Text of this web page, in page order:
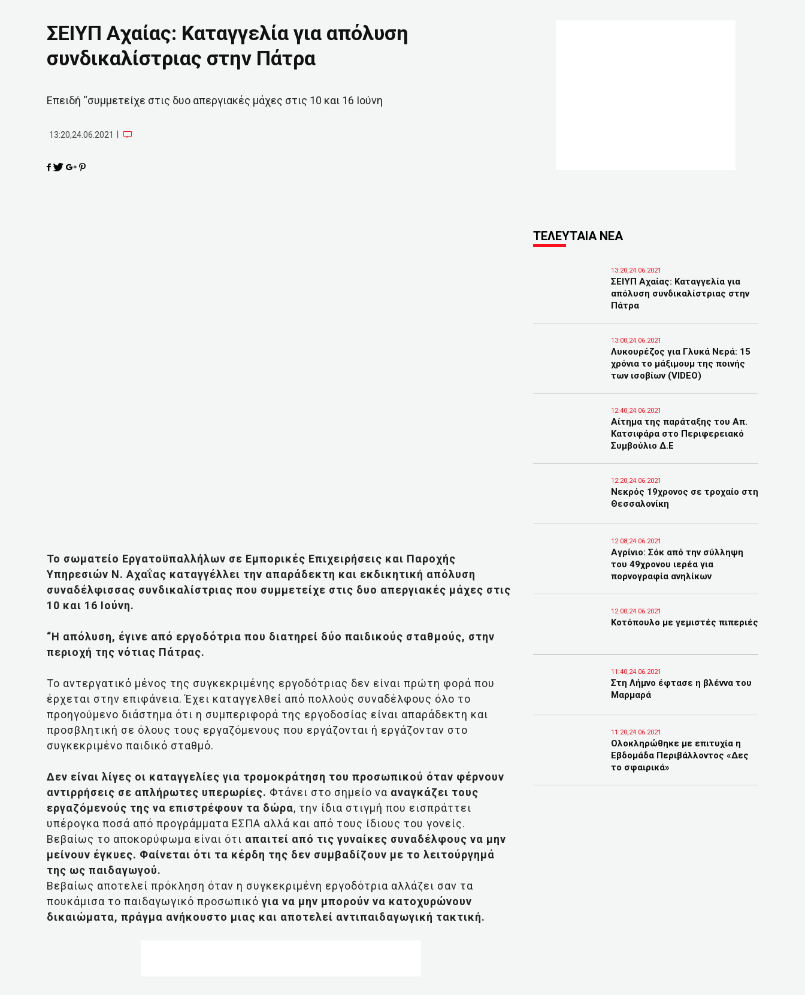
ΣΕΙΥΠ Αχαίας: Καταγγελία για απόλυση
συνδικαλίστριας στην Πάτρα
Επειδή “συμμετείχε στις δυο απεργιακές μάχες στις 10 και 16 Ιούνη
13:20,24.06.2021
Το σωματείο Εργατοϋπαλλήλων σε Εμπορικές Επιχειρήσεις και Παροχής
Υπηρεσιών Ν. Αχαΐας καταγγέλλει την απαράδεκτη και εκδικητική απόλυση
συναδέλφισσας συνδικαλίστριας που συμμετείχε στις δυο απεργιακές μάχες στις
10 και 16 Ιούνη.
“Η απόλυση, έγινε από εργοδότρια που διατηρεί δύο παιδικούς σταθμούς, στην
περιοχή της νότιας Πάτρας.
Το αντεργατικό μένος της συγκεκριμένης εργοδότριας δεν είναι πρώτη φορά που
έρχεται στην επιφάνεια. Έχει καταγγελθεί από πολλούς συναδέλφους όλο το
προηγούμενο διάστημα ότι η συμπεριφορά της εργοδοσίας είναι απαράδεκτη και
προσβλητική σε όλους τους εργαζόμενους που εργάζονται ή εργάζονταν στο
συγκεκριμένο παιδικό σταθμό.
Δεν είναι λίγες οι καταγγελίες για τρομοκράτηση του προσωπικού όταν φέρνουν
αντιρρήσεις σε απλήρωτες υπερωρίες. Φτάνει στο σημείο να αναγκάζει τους
εργαζόμενούς της να επιστρέφουν τα δώρα, την ίδια στιγμή που εισπράττει
υπέρογκα ποσά από προγράμματα ΕΣΠΑ αλλά και από τους ίδιους του γονείς.
Βεβαίως το αποκορύφωμα είναι ότι απαιτεί από τις γυναίκες συναδέλφους να μην
μείνουν έγκυες. Φαίνεται ότι τα κέρδη της δεν συμβαδίζουν με το λειτούργημά
της ως παιδαγωγού.
Βεβαίως αποτελεί πρόκληση όταν η συγκεκριμένη εργοδότρια αλλάζει σαν τα
πουκάμισα το παιδαγωγικό προσωπικό για να μην μπορούν να κατοχυρώνουν
δικαιώματα, πράγμα ανήκουστο μιας και αποτελεί αντιπαιδαγωγική τακτική.
ΤΕΛΕΥΤΑΙΑ ΝΕΑ
13:20,24.06.2021
ΣΕΙΥΠ Αχαίας: Καταγγελία για
απόλυση συνδικαλίστριας στην
Πάτρα
13:00,24.06.2021
Λυκουρέζος για Γλυκά Νερά: 15
χρόνια το μάξιμουμ της ποινής
των ισοβίων (VIDEO)
12:40,24.06.2021
Αίτημα της παράταξης του Απ.
Κατσιφάρα στο Περιφερειακό
Συμβούλιο Δ.Ε
12:20,24.06.2021
Νεκρός 19χρονος σε τροχαίο στη
Θεσσαλονίκη
12:08,24.06.2021
Αγρίνιο: Σόκ από την σύλληψη
του 49χρονου ιερέα για
πορνογραφία ανηλίκων
12:00,24.06.2021
Κοτόπουλο με γεμιστές πιπεριές
11:40,24.06.2021
Στη Λήμνο έφτασε η βλέννα του
Μαρμαρά
11:20,24.06.2021
Ολοκληρώθηκε με επιτυχία η
Εβδομάδα Περιβάλλοντος «Δες
το σφαιρικά»